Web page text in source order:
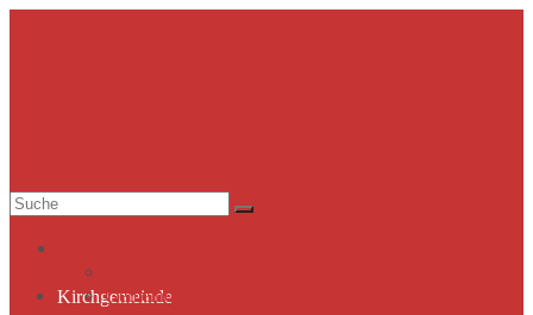
Kirchgemeinde
Suche
Gemeindekirchenrat & Mitarbeiter